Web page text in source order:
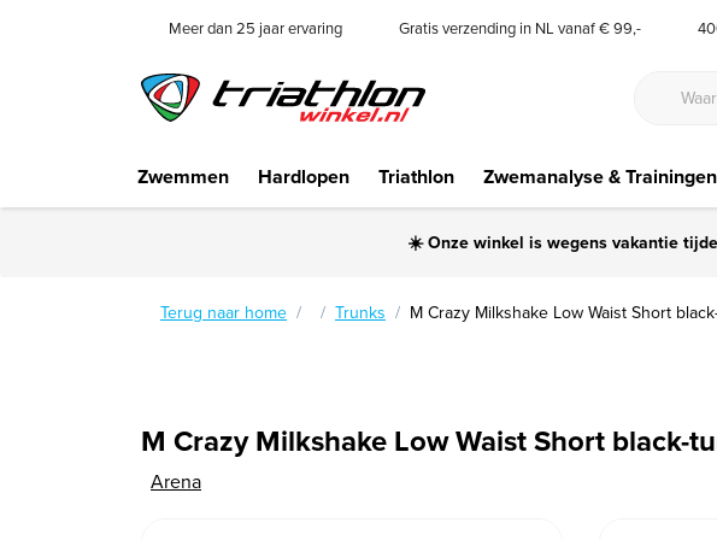
Meer dan 25 jaar ervaring Gratis verzending in NL vanaf € 99,-
Zwemmen Hardlopen Triathlon Zwemanalyse & Trainingen
☀️ Onze winkel is wegens vakantie
Terug naar home Trunks M Crazy Milkshake Low Waist Short
M Crazy Milkshake Low Waist Short black-
Arena